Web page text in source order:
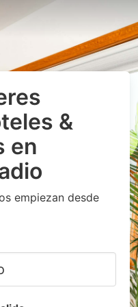
&
en
empiezan desde